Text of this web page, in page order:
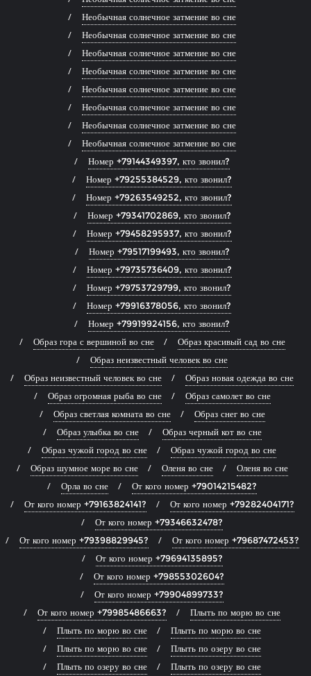
Необычная солнечное затмение во сне
Необычная солнечное затмение во сне
Необычная солнечное затмение во сне
Необычная солнечное затмение во сне
Необычная солнечное затмение во сне
Необычная солнечное затмение во сне
Необычная солнечное затмение во сне
Необычная солнечное затмение во сне
Номер +79144349397, кто звонил?
Номер +79255384529, кто звонил?
Номер +79263549252, кто звонил?
Номер +79341702869, кто звонил?
Номер +79458295937, кто звонил?
Номер +79517199493, кто звонил?
Номер +79735736409, кто звонил?
Номер +79753729799, кто звонил?
Номер +79916378056, кто звонил?
Номер +79919924156, кто звонил?
Образ гора с вершиной во сне
Образ красивый сад во сне
Образ неизвестный человек во сне
Образ неизвестный человек во сне
Образ новая одежда во сне
Образ огромная рыба во сне
Образ самолет во сне
Образ светлая комната во сне
Образ снег во сне
Образ улыбка во сне
Образ черный кот во сне
Образ чужой город во сне
Образ чужой город во сне
Образ шумное море во сне
Оленя во сне
Оленя во сне
Орла во сне
От кого номер +79014215482?
От кого номер +79163824141?
От кого номер +79282404171?
От кого номер +79346632478?
От кого номер +79398829945?
От кого номер +79687472453?
От кого номер +79694135895?
От кого номер +79855302604?
От кого номер +79904899733?
От кого номер +79985486663?
Плыть по морю во сне
Плыть по морю во сне
Плыть по морю во сне
Плыть по морю во сне
Плыть по озеру во сне
Плыть по озеру во сне
Плыть по озеру во сне